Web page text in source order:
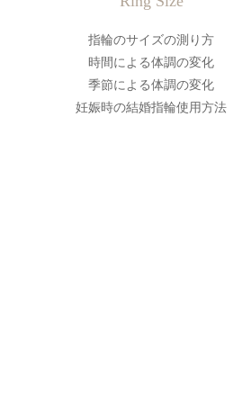
指輪のサイズの測り方
時間による体調の変化
季節による体調の変化
妊娠時の結婚指輪使用方法